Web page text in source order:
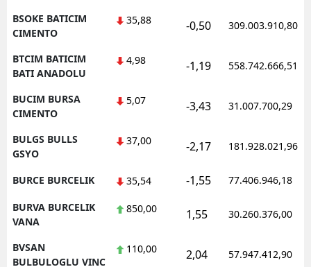
BSOKE BATICIM
CIMENTO
35,88 -0,50 309.003.910,80
BTCIM BATICIM
BATI ANADOLU
4,98 -1,19 558.742.666,51
BUCIM BURSA
CIMENTO
5,07 -3,43 31.007.700,29
BULGS BULLS
GSYO
37,00 -2,17 181.928.021,96
BURCE BURCELIK 35,54 -1,55 77.406.946,18
BURVA BURCELIK
VANA
850,00 1,55 30.260.376,00
BVSAN
BULBULOGLU VINC
110,00 2,04 57.947.412,90